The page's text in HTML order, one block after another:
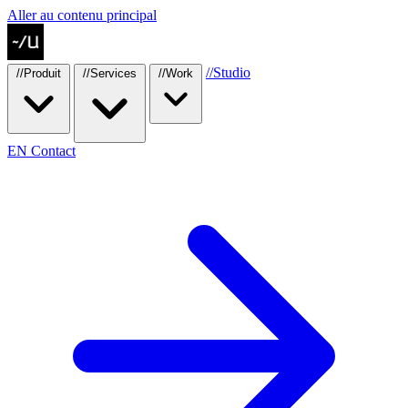
Aller au contenu principal
// // // //Studio
EN Contact